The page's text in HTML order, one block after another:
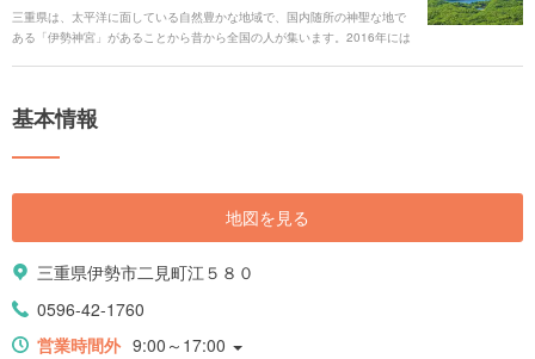
三重県は、太平洋に面している自然豊かな地域で、国内随所の神聖な地で
ある「伊勢神宮」があることから昔から全国の人が集います。2016年には
のグルメは、太平洋の恵みをたっぷり受けた伊勢海老や牡蠣などの海鮮
三重県の観光地をご紹介していきます。
基本情報
地図を見る
三重県伊勢市二見町江５８０
0596-42-1760
営業時間外 9:00～17:00